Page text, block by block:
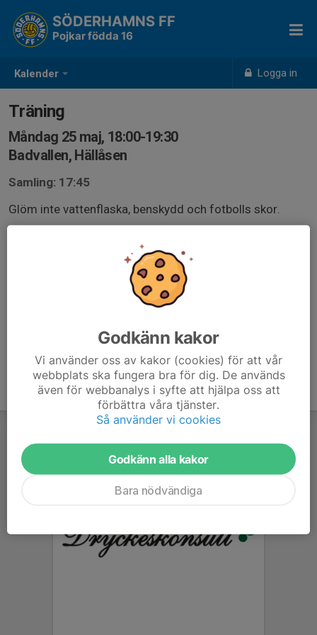
Kalender Logga in
SÖDERHAMNS FF
Pojkar födda 16
Träning
Måndag 25 maj, 18:00-19:30
Badvallen, Hällåsen
Samling: 17:45
Glöm inte vattenflaska, benskydd och fotbolls skor.
Godkänn kakor
Vi använder oss av kakor (cookies) för att vår
webbplats ska fungera bra för dig. De används
även för webbanalys i syfte att hjälpa oss att
förbättra våra tjänster.
Så använder vi cookies
Godkänn alla kakor
Bara nödvändiga